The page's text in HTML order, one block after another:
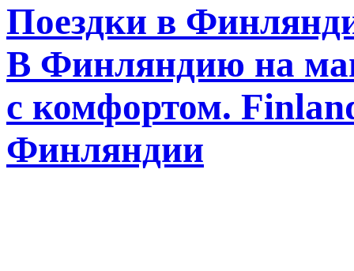
Поездки в
В Финляндию на
с комфортом.
Финляндии